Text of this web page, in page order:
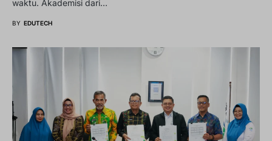
waktu. Akademisi dari…
BY EDUTECH